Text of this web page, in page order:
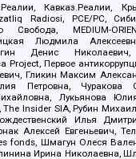
Кавказ.Реалии,
Radiosi, PCE/PC,
Свобода, MEDIUM-
Людмила
Денис
Project, Первое
Гликин Максим
Петровна, Чуракова
Лукьянова
The Insider SIA, Рубин
Илья
Алексей Евгеньевич,
fonds, Шмагун Олеся
Ирина Николаевна,